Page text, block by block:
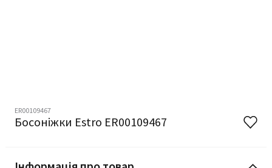
ER00109467
Босоніжки Estro ER00109467